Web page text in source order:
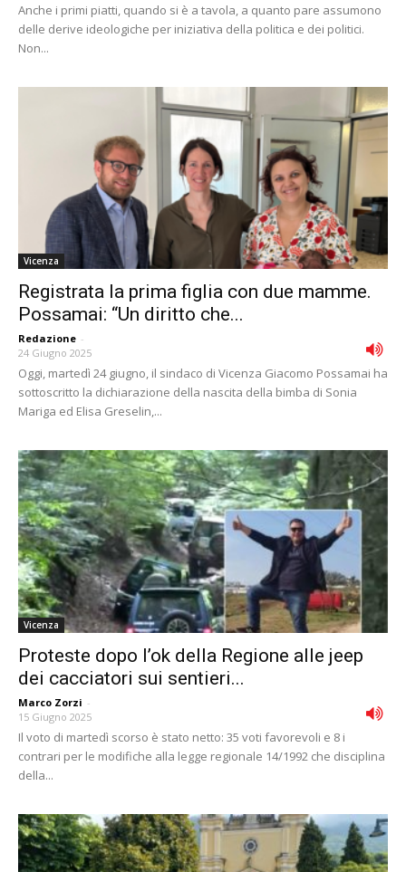
Anche i primi piatti, quando si è a tavola, a quanto pare assumono
delle derive ideologiche per iniziativa della politica e dei politici.
Non...
Vicenza
Registrata la prima figlia con due mamme.
Possamai: “Un diritto che...
Redazione -
24 Giugno 2025
Oggi, martedì 24 giugno, il sindaco di Vicenza Giacomo Possamai ha
sottoscritto la dichiarazione della nascita della bimba di Sonia
Mariga ed Elisa Greselin,...
Vicenza
Proteste dopo l’ok della Regione alle jeep
dei cacciatori sui sentieri...
Marco Zorzi -
15 Giugno 2025
Il voto di martedì scorso è stato netto: 35 voti favorevoli e 8 i
contrari per le modifiche alla legge regionale 14/1992 che disciplina
della...